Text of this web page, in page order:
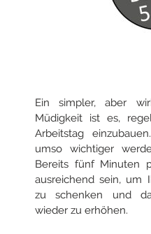
Ein simpler, aber
Müdigkeit ist es,
Arbeitstag
umso wichtiger
Bereits fünf Minuten
ausreichend sein, um
zu schenken und
wieder zu erhöhen.